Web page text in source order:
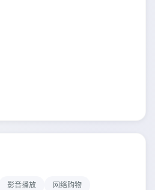
影音播放
网络购物